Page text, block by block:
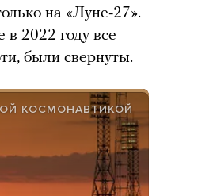
на «Луне-27».
2022 году все
были свернуты.
КОСМОНАВТИКОЙ